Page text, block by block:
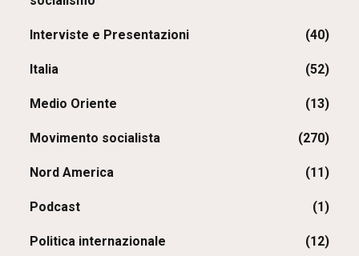
Interviste e Presentazioni (40)
Italia (52)
Medio Oriente (13)
Movimento socialista (270)
Nord America (11)
Podcast (1)
Politica internazionale (12)